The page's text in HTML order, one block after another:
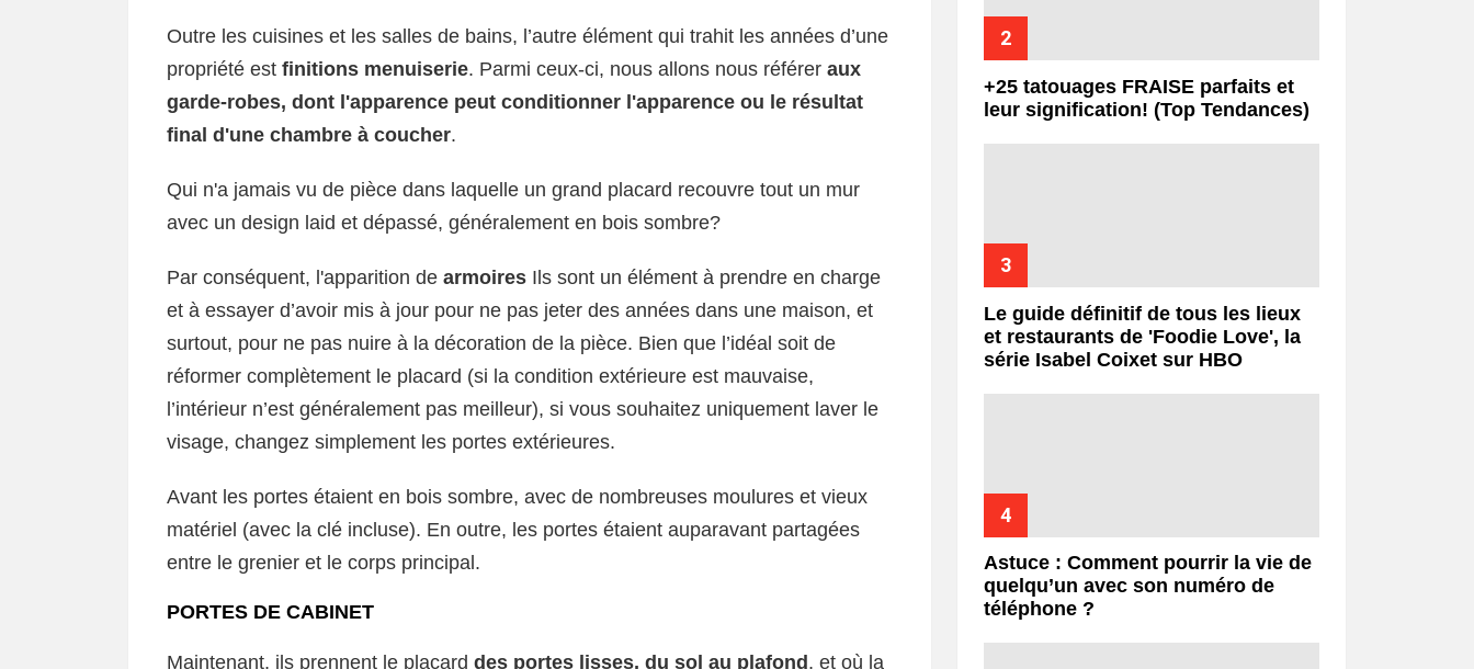
Outre les cuisines et les salles de bains, l’autre élément qui trahit les années d’une
propriété est finitions menuiserie. Parmi ceux-ci, nous allons nous référer aux
garde-robes, dont l'apparence peut conditionner l'apparence ou le résultat
final d'une chambre à coucher.
Qui n'a jamais vu de pièce dans laquelle un grand placard recouvre tout un mur
avec un design laid et dépassé, généralement en bois sombre?
Par conséquent, l'apparition de armoires Ils sont un élément à prendre en charge
et à essayer d’avoir mis à jour pour ne pas jeter des années dans une maison, et
surtout, pour ne pas nuire à la décoration de la pièce. Bien que l’idéal soit de
réformer complètement le placard (si la condition extérieure est mauvaise,
l’intérieur n’est généralement pas meilleur), si vous souhaitez uniquement laver le
visage, changez simplement les portes extérieures.
Avant les portes étaient en bois sombre, avec de nombreuses moulures et vieux
matériel (avec la clé incluse). En outre, les portes étaient auparavant partagées
entre le grenier et le corps principal.
PORTES DE CABINET
Maintenant, ils prennent le placard des portes lisses, du sol au plafond , et où la
+25 tatouages ​​FRAISE parfaits et
leur signification! (Top Tendances)
Le guide définitif de tous les lieux
et restaurants de 'Foodie Love', la
série Isabel Coixet sur HBO
Astuce : Comment pourrir la vie de
quelqu’un avec son numéro de
téléphone ?